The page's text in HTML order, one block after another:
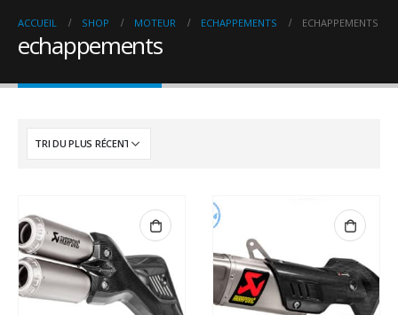
ACCUEIL SHOP MOTEUR ECHAPPEMENTS ECHAPPEMENTS
echappements